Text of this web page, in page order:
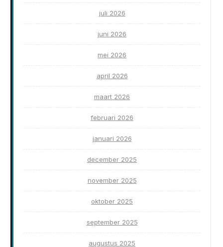
juli 2026
juni 2026
mei 2026
april 2026
maart 2026
februari 2026
januari 2026
december 2025
november 2025
oktober 2025
september 2025
augustus 2025